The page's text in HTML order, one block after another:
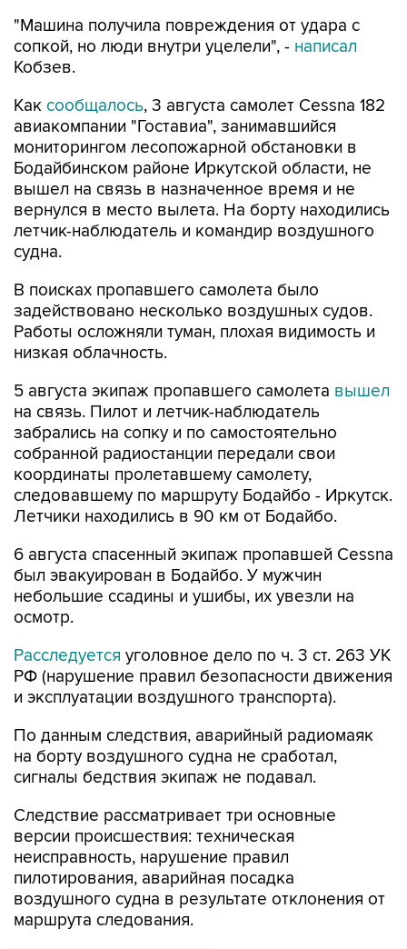
"Машина получила повреждения от удара с
сопкой, но люди внутри уцелели", - написал
Кобзев.
Как сообщалось, 3 августа самолет Cessna 182
авиакомпании "Гоставиа", занимавшийся
мониторингом лесопожарной обстановки в
Бодайбинском районе Иркутской области, не
вышел на связь в назначенное время и не
вернулся в место вылета. На борту находились
летчик-наблюдатель и командир воздушного
судна.
В поисках пропавшего самолета было
задействовано несколько воздушных судов.
Работы осложняли туман, плохая видимость и
низкая облачность.
5 августа экипаж пропавшего самолета вышел
на связь. Пилот и летчик-наблюдатель
забрались на сопку и по самостоятельно
собранной радиостанции передали свои
координаты пролетавшему самолету,
следовавшему по маршруту Бодайбо - Иркутск.
Летчики находились в 90 км от Бодайбо.
6 августа спасенный экипаж пропавшей Cessna
был эвакуирован в Бодайбо. У мужчин
небольшие ссадины и ушибы, их увезли на
осмотр.
Расследуется уголовное дело по ч. 3 ст. 263 УК
РФ (нарушение правил безопасности движения
и эксплуатации воздушного транспорта).
По данным следствия, аварийный радиомаяк
на борту воздушного судна не сработал,
сигналы бедствия экипаж не подавал.
Следствие рассматривает три основные
версии происшествия: техническая
неисправность, нарушение правил
пилотирования, аварийная посадка
воздушного судна в результате отклонения от
маршрута следования.